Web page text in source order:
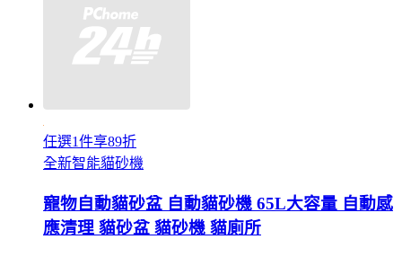
任選1件享89折
全新智能貓砂機
寵物自動貓砂盆 自動貓砂機 65L大容量 自動感
應清理 貓砂盆 貓砂機 貓廁所